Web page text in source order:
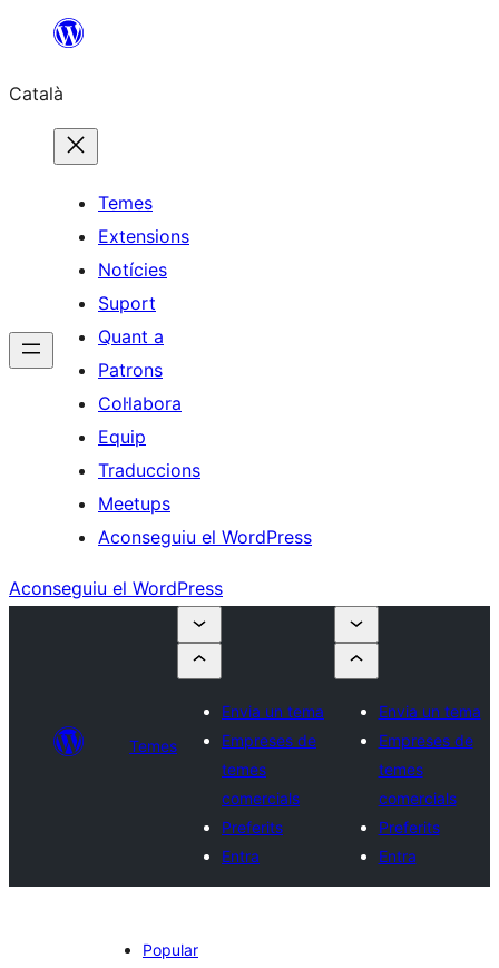
contingut
Català
Temes
Extensions
Notícies
Suport
Quant a
Patrons
Col·labora
Equip
Traduccions
Meetups
Aconseguiu el WordPress
Aconseguiu el WordPress
Temes
Envia un tema
Empreses de
temes
comercials
Preferits
Entra
Envia un tema
Empreses de
temes
comercials
Preferits
Entra
Popular